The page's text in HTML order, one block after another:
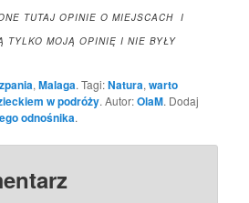
TUTAJ OPINIE O MIEJSCACH I
TYLKO MOJĄ OPINIĘ I NIE BYŁY
,Malaga. Tagi:Natura,warto
w podróży. Autor:OlaM. Dodaj
odnośnika.